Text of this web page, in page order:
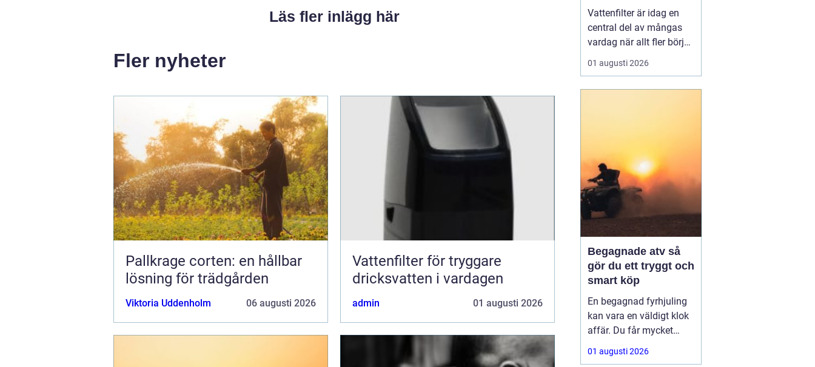
Läs fler inlägg här
Fler nyheter
Pallkrage corten: en hållbar
lösning för trädgården
Viktoria Uddenholm 06 augusti 2026
Vattenfilter för tryggare
dricksvatten i vardagen
admin 01 augusti 2026
vardagen
Vattenfilter är idag en
central del av mångas
vardag när allt fler börjar
fundera på kvaliteten på
vattnet som kommer ur
hårt vat...
01 augusti 2026
Begagnade atv så
gör du ett tryggt och
smart köp
En begagnad fyrhjuling
kan vara en väldigt klok
affär. Du får mycket
funktion för pengarna
och slipper den största
01 augusti 2026